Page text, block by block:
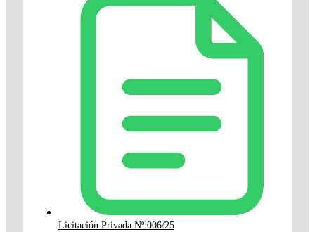
Licitación Privada Nº 006/25